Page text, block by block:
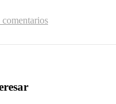
comentarios